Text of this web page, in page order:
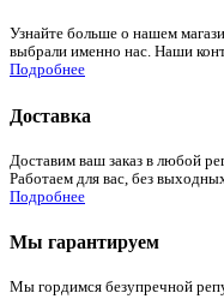
Узнайте больше о нашем
выбрали именно нас. Наши
Подробнее
Доставка
Доставим ваш заказ в любой
Работаем для вас, без
Подробнее
Мы гарантируем
Мы гордимся безупречной